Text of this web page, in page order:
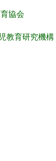
協会
教育研究機構